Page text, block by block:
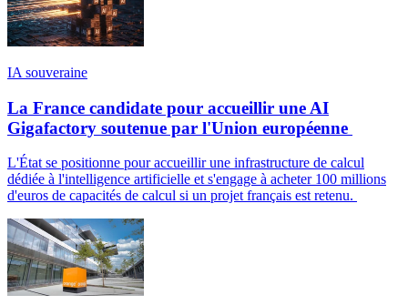
IA souveraine
La France candidate pour accueillir une AI
Gigafactory soutenue par l'Union européenne
L'État se positionne pour accueillir une infrastructure de calcul
dédiée à l'intelligence artificielle et s'engage à acheter 100 millions
d'euros de capacités de calcul si un projet français est retenu.